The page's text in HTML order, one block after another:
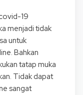
19
menjadi tidak
untuk
Bahkan
tatap muka
Tidak dapat
sangat